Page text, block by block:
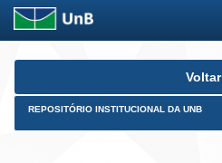
Skip
Voltar
REPOSITÓRIO INSTITUCIONAL DA UNB